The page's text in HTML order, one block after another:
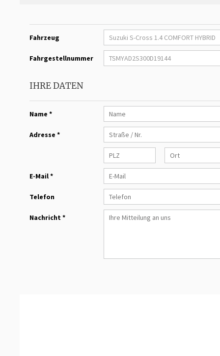
Fahrzeug
Fahrgestellnummer
IHRE DATEN
Name *
Adresse *
E-Mail *
Telefon
Nachricht *